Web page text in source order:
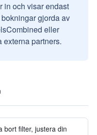
in och visar endast
gjorda av
eller
externa partners.
bort filter, justera din